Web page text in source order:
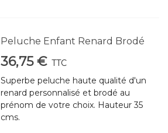
Peluche Enfant Renard Brodé
36,75 € TTC
Superbe peluche haute qualité d'un
renard personnalisé et brodé au
prénom de votre choix. Hauteur 35
cms.